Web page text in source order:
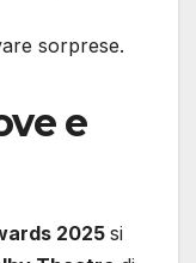
sorprese.
e
2025si